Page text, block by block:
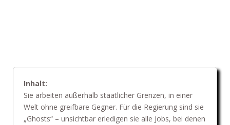
Inhalt:
Sie arbeiten außerhalb staatlicher Grenzen, in einer
Welt ohne greifbare Gegner. Für die Regierung sind sie
„Ghosts“ – unsichtbar erledigen sie alle Jobs, bei denen